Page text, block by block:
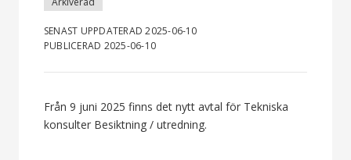
SENAST UPPDATERAD 2025-06-10
PUBLICERAD 2025-06-10
Från 9 juni 2025 finns det nytt avtal för Tekniska
konsulter Besiktning / utredning.